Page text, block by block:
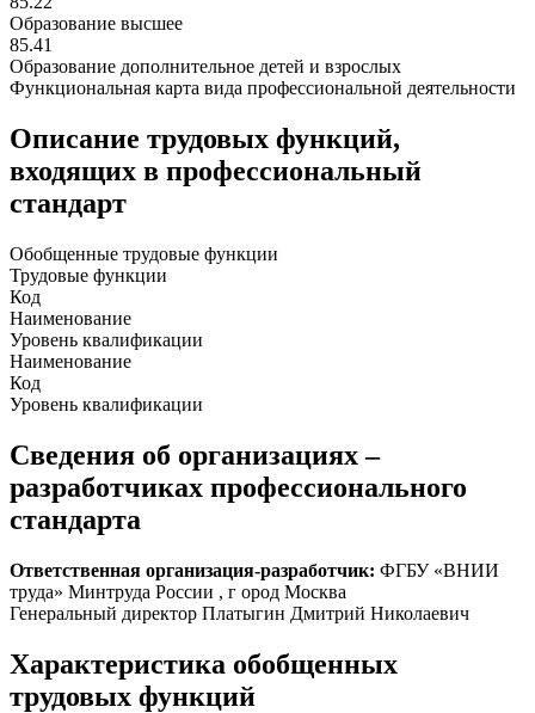
Образование высшее
85.41
Образование дополнительное детей и взрослых
Функциональная карта вида профессиональной деятельности
Описание трудовых функций,
входящих в профессиональный
стандарт
Обобщенные трудовые функции
Трудовые функции
Код
Наименование
Уровень квалификации
Наименование
Код
Уровень квалификации
Сведения об организациях –
разработчиках профессионального
стандарта
Ответственная организация-разработчик: ФГБУ «ВНИИ
труда» Минтруда России , г ород Москва
Генеральный директор Платыгин Дмитрий Николаевич
Характеристика обобщенных
трудовых функций